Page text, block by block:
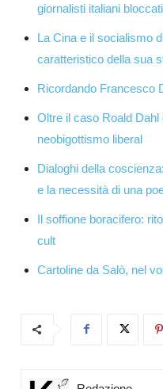
giornalisti italiani
La Cina e il socialismo
caratteristico della sua
Ricordando Francesco
Oltre il caso Roald Dahl
neobigottismo liberal
Dialoghi della
e la necessità di una
Il soffione boracifero:
cult
Cartoline da Salò, nel